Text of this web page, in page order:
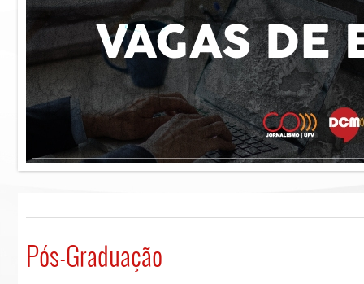
Pós-Graduação